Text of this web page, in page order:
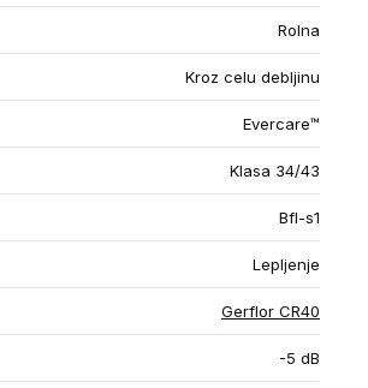
Rolna
Kroz celu debljinu
Evercare™
Klasa 34/43
Bfl-s1
Lepljenje
Gerflor CR40
-5 dB